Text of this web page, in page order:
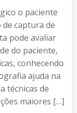
o paciente
captura de
pode avaliar
do paciente,
conhecendo
ajuda na
técnicas de
maiores […]